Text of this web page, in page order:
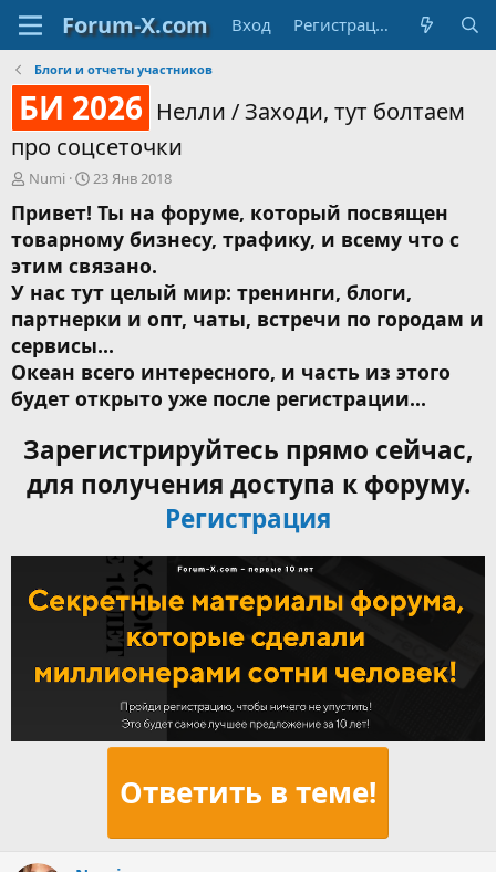
Вход Регистрация
Блоги и отчеты участников
БИ 2026 Нелли / Заходи, тут болтаем
про соцсеточки
А
т
о
т
е
м
ы
Numi
Д
а
а
ч
а
а
23 Янв 2018
Привет! Ты на форуме, который посвящен
товарному бизнесу, трафику, и всему что с
этим связано.
У нас тут целый мир: тренинги, блоги,
партнерки и опт, чаты, встречи по городам и
сервисы...
Океан всего интересного, и часть из этого
будет открыто уже после регистрации...
Зарегистрируйтесь прямо сейчас,
для получения доступа к форуму.
Регистрация
Ответить в теме!